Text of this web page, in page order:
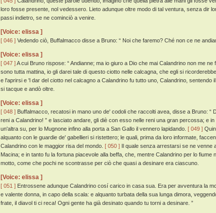
loro fosse presente, nol vedessero. Lieto adunque oltre modo di tal ventura, senza dir
passi indietro, se ne cominciò a venire.
[Voice: elissa ]
[ 046 ] Vedendo ciò, Buffalmacco disse a Bruno: “ Noi che faremo? Ché non ce ne
[Voice: elissa ]
[ 047 ]A cui Bruno rispose: “ Andianne; ma io giuro a Dio che mai Calandrino non me
sono tutta mattina, io gli darei tale di questo ciotto nelle calcagna, che egli si
e l'aprirsi e 'l dar del ciotto nel calcagno a Calandrino fu tutto uno, Calandrino, sentendo
si tacque e andò oltre.
[Voice: elissa ]
[ 048 ] Buffalmacco, recatosi in mano uno de' codoli che raccolti avea, disse a Bruno: “
reni a Calandrino! ” e lasciato andare, gli diè con esso nelle reni una gran percossa; e
un'altra su, per lo Mugnone infino alla porta a San Gallo il vennero lapidando. [ 049 ]
alquanto con le guardie de' gabellieri si ristettero; le quali, prima da loro informate,
Calandrino con le maggior risa del mondo. [ 050 ] Il quale senza arrestarsi se ne venne
Macina; e in tanto fu la fortuna piacevole alla beffa, che, mentre Calandrino per lo
motto, come che pochi ne scontrasse per ciò che quasi a desinare era ciascuno.
[Voice: elissa ]
[ 051 ] Entrossene adunque Calandrino cosí carico in casa sua. Era per avventura la
e valente donna, in capo della scala: e alquanto turbata della sua lunga dimora,
frate, il diavol ti ci reca! Ogni gente ha già desinato quando tu torni a desinare. ”